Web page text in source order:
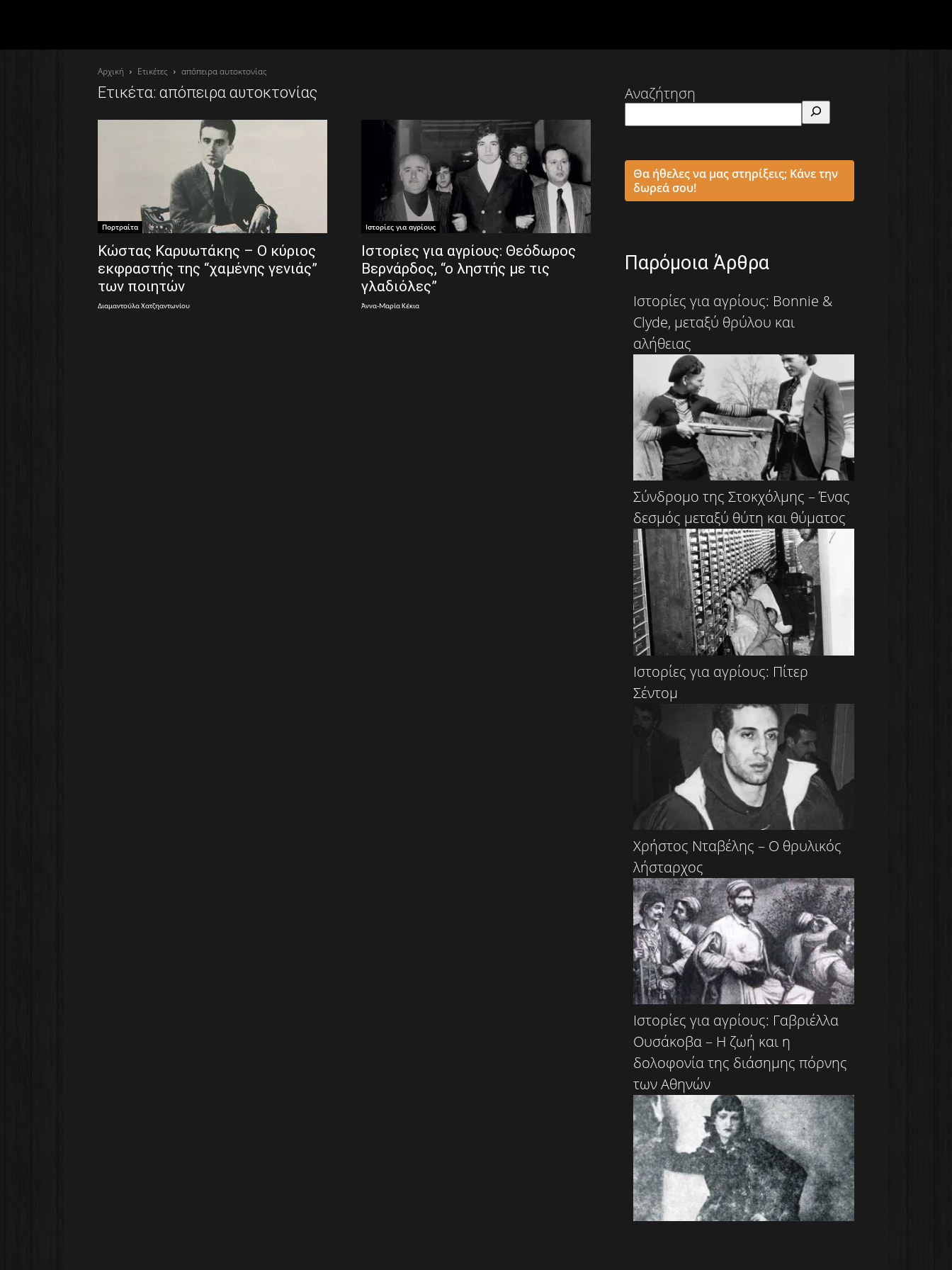
Αρχική Ετικέτες απόπειρα αυτοκτονίας
Ετικέτα: απόπειρα αυτοκτονίας
Πορτραίτα
Κώστας Καρυωτάκης – Ο κύριος
εκφραστής της “χαμένης γενιάς”
των ποιητών
Διαμαντούλα Χατζηαντωνίου
Ιστορίες για αγρίους
Ιστορίες για αγρίους: Θεόδωρος
Βερνάρδος, “ο ληστής με τις
γλαδιόλες”
Άννα-Μαρία Κέκια
Αναζήτηση
Θα ήθελες να μας στηρίξεις; Κάνε την
δωρεά σου!
Παρόμοια Άρθρα
Ιστορίες για αγρίους: Bonnie &
Clyde, μεταξύ θρύλου και
αλήθειας
Σύνδρομο της Στοκχόλμης – Ένας
δεσμός μεταξύ θύτη και θύματος
Ιστορίες για αγρίους: Πίτερ
Σέντομ
Χρήστος Νταβέλης – Ο θρυλικός
λήσταρχος
Ιστορίες για αγρίους: Γαβριέλλα
Ουσάκοβα – Η ζωή και η
δολοφονία της διάσημης πόρνης
των Αθηνών